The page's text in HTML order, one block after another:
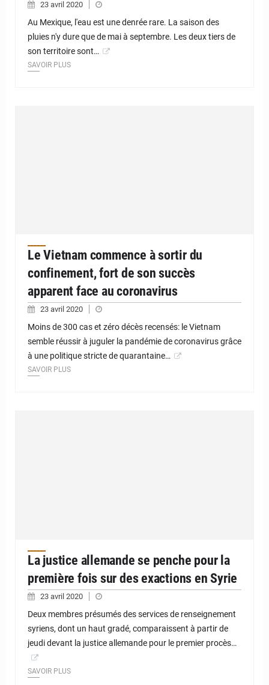
23 avril 2020
Au Mexique, l'eau est une denrée rare. La saison des
pluies n'y dure que de mai à septembre. Les deux tiers de
son territoire sont…
SAVOIR PLUS
Le Vietnam commence à sortir du
confinement, fort de son succès
apparent face au coronavirus
23 avril 2020
Moins de 300 cas et zéro décès recensés: le Vietnam
semble réussir à juguler la pandémie de coronavirus grâce
à une politique stricte de quarantaine…
SAVOIR PLUS
La justice allemande se penche pour la
première fois sur des exactions en Syrie
23 avril 2020
Deux membres présumés des services de renseignement
syriens, dont un haut gradé, comparaissent à partir de
jeudi devant la justice allemande pour le premier procès…
SAVOIR PLUS